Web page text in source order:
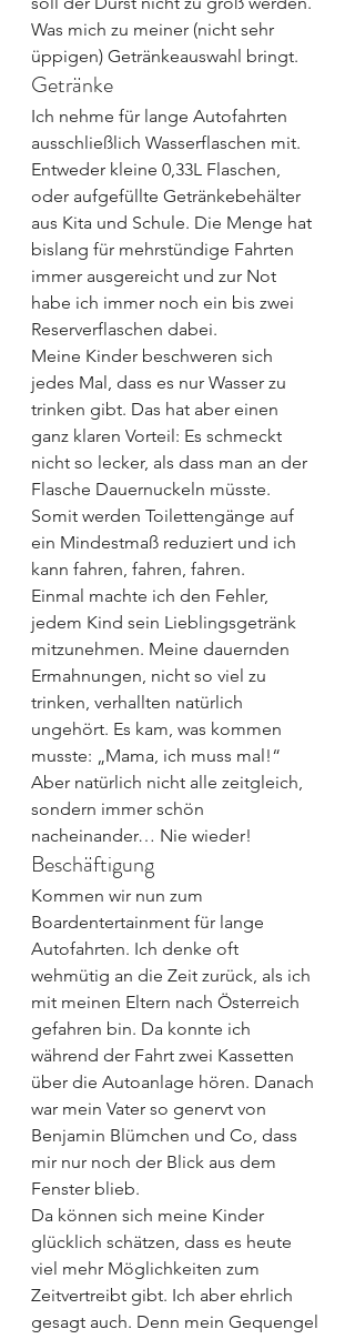
Was mich zu meiner (nicht sehr
üppigen) Getränkeauswahl bringt.
Getränke
Ich nehme für lange Autofahrten
ausschließlich Wasserflaschen mit.
Entweder kleine 0,33L Flaschen,
oder aufgefüllte Getränkebehälter
aus Kita und Schule. Die Menge hat
bislang für mehrstündige Fahrten
immer ausgereicht und zur Not
habe ich immer noch ein bis zwei
Reserverflaschen dabei.
Meine Kinder beschweren sich
jedes Mal, dass es nur Wasser zu
trinken gibt. Das hat aber einen
ganz klaren Vorteil: Es schmeckt
nicht so lecker, als dass man an der
Flasche Dauernuckeln müsste.
Somit werden Toilettengänge auf
ein Mindestmaß reduziert und ich
kann fahren, fahren, fahren.
Einmal machte ich den Fehler,
jedem Kind sein Lieblingsgetränk
mitzunehmen. Meine dauernden
Ermahnungen, nicht so viel zu
trinken, verhallten natürlich
ungehört. Es kam, was kommen
musste: „Mama, ich muss mal!“
Aber natürlich nicht alle zeitgleich,
sondern immer schön
nacheinander… Nie wieder!
Beschäftigung
Kommen wir nun zum
Boardentertainment für lange
Autofahrten. Ich denke oft
wehmütig an die Zeit zurück, als ich
mit meinen Eltern nach Österreich
gefahren bin. Da konnte ich
während der Fahrt zwei Kassetten
über die Autoanlage hören. Danach
war mein Vater so genervt von
Benjamin Blümchen und Co, dass
mir nur noch der Blick aus dem
Fenster blieb.
Da können sich meine Kinder
glücklich schätzen, dass es heute
viel mehr Möglichkeiten zum
Zeitvertreibt gibt. Ich aber ehrlich
gesagt auch. Denn mein Gequengel